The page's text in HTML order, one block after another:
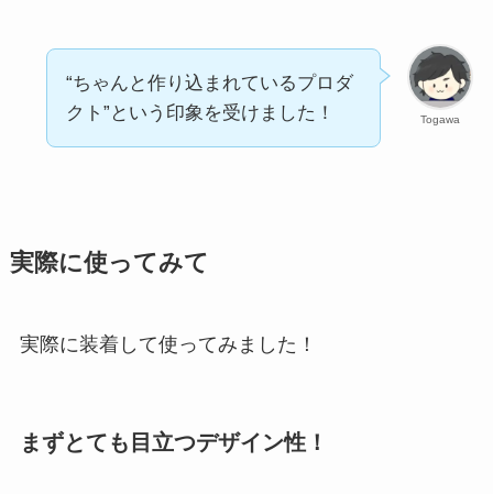
Togawa
“ちゃんと作り込まれているプロダ
クト”という印象を受けました！
実際に使ってみて
実際に装着して使ってみました！
まずとても目立つデザイン性！